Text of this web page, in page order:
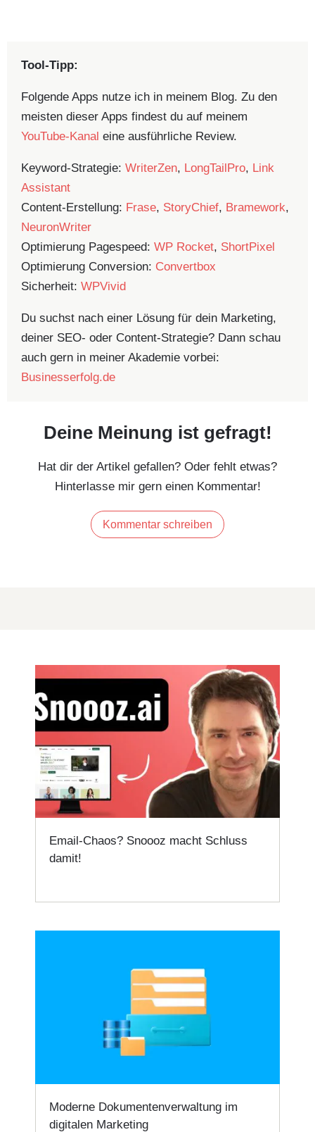
Tool-Tipp:
Folgende Apps nutze ich in meinem Blog. Zu den
meisten dieser Apps findest du auf meinem
YouTube-Kanal eine ausführliche Review.
Keyword-Strategie: WriterZen, LongTailPro, Link
Assistant
Content-Erstellung: Frase, StoryChief, Bramework,
NeuronWriter
Optimierung Pagespeed: WP Rocket, ShortPixel
Optimierung Conversion: Convertbox
Sicherheit: WPVivid
Du suchst nach einer Lösung für dein Marketing,
deiner SEO- oder Content-Strategie? Dann schau
auch gern in meiner Akademie vorbei:
Businesserfolg.de
Deine Meinung ist gefragt!
Hat dir der Artikel gefallen? Oder fehlt etwas?
Hinterlasse mir gern einen Kommentar!
Kommentar schreiben
Email-Chaos? Snoooz macht Schluss
damit!
Moderne Dokumentenverwaltung im
digitalen Marketing